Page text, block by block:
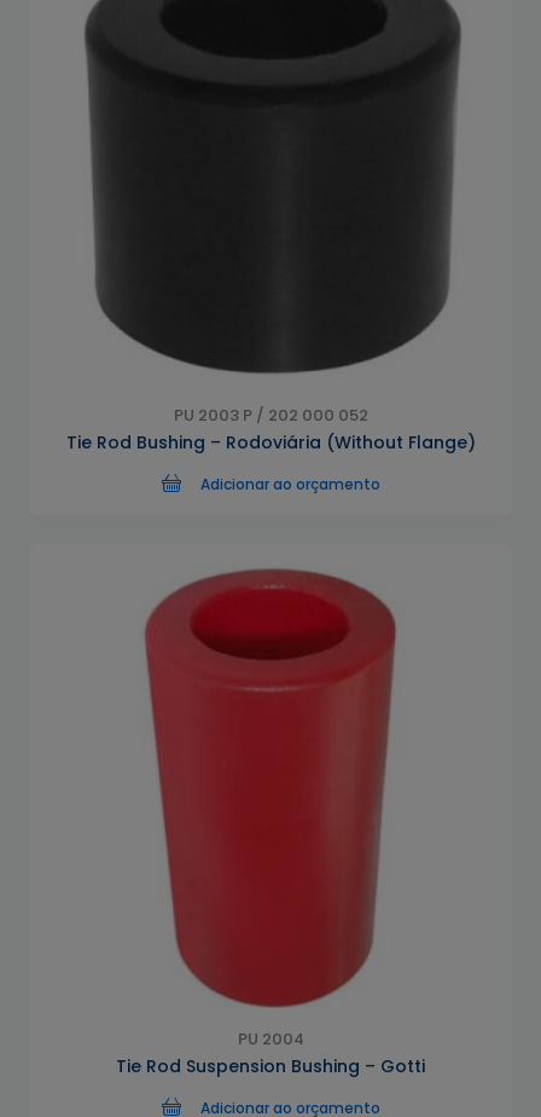
PU 2003 P / 202 000 052
Tie Rod Bushing – Rodoviária (Without Flange)
Adicionar ao orçamento
PU 2004
Tie Rod Suspension Bushing – Gotti
Adicionar ao orçamento